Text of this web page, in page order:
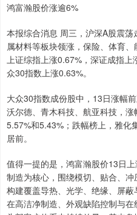
鸿富瀚股价涨逾6%
本报综合消息 周三，沪深A股震
属材料等板块领涨，保险、体育
上证综指上涨0.67%，深证成指
众30指数上涨0.63%。
大众30指数成份股中，13日涨幅
沃尔德、青木科技、航亚科技，涨
5.57%和5.43%；跌幅榜上，雅化
居前。
值得一提的是，鸿富瀚股价13日
制造为核心，围绕模切、贴合、
构建覆盖导热、光学、绝缘、屏
在高洁净制造、外观缺陷控制与